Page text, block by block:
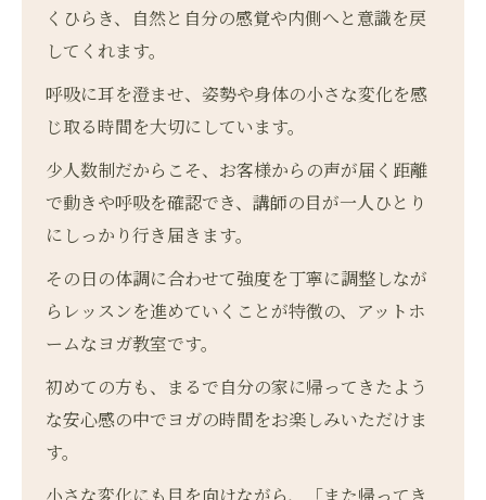
くひらき、自然と自分の感覚や内側へと意識を戻
してくれます。
呼吸に耳を澄ませ、姿勢や身体の小さな変化を感
じ取る時間を大切にしています。
少人数制だからこそ、お客様からの声が届く距離
で動きや呼吸を確認でき、講師の目が一人ひとり
にしっかり行き届きます。
その日の体調に合わせて強度を丁寧に調整しなが
らレッスンを進めていくことが特徴の、アットホ
ームなヨガ教室です。
初めての方も、まるで自分の家に帰ってきたよう
な安心感の中でヨガの時間をお楽しみいただけま
す。